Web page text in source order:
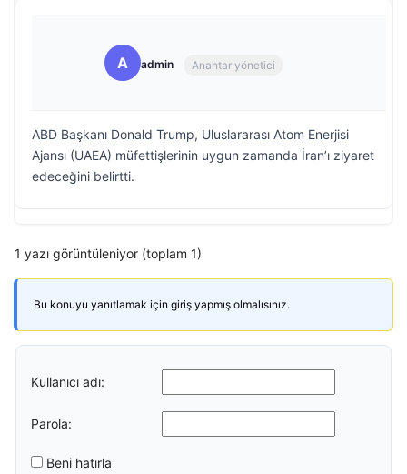
A admin Anahtar yönetici
ABD Başkanı Donald Trump, Uluslararası Atom Enerjisi
Ajansı (UAEA) müfettişlerinin uygun zamanda İran’ı ziyaret
edeceğini belirtti.
1 yazı görüntüleniyor (toplam 1)
Bu konuyu yanıtlamak için giriş yapmış olmalısınız.
Kullanıcı adı:
Parola:
Beni hatırla